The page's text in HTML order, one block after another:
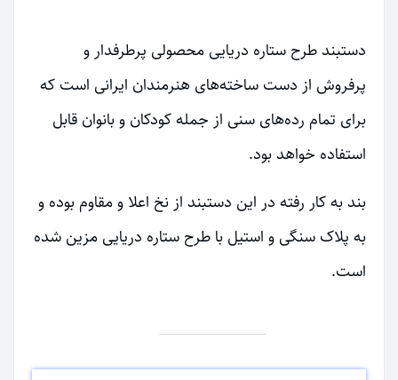
دستبند طرح ستاره دریایی محصولی پرطرفدار و
پرفروش از دست ساخته‌های هنرمندان ایرانی است که
برای تمام رده‌های سنی از جمله کودکان و بانوان قابل
استفاده خواهد بود.
بند به کار رفته در این دستبند از نخ اعلا و مقاوم بوده و
به پلاک سنگی و استیل با طرح ستاره دریایی مزین شده
است.